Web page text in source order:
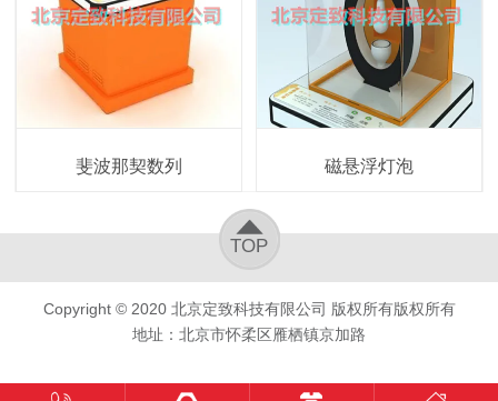
斐波那契数列 磁悬浮灯泡
TOP
Copyright © 2020 北京定致科技有限公司 版权所有版权所有
地址：北京市怀柔区雁栖镇京加路